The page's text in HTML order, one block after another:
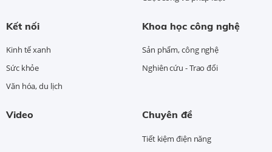
Kết nối
Kinh tế xanh
Sức khỏe
Văn hóa, du lịch
Khoa học công nghệ
Sản phẩm, công nghệ
Nghiên cứu - Trao đổi
Video Chuyên đề
Tiết kiệm điện năng